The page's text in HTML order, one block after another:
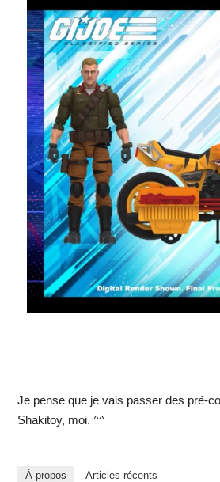
Je pense que je vais passer des pré-
Shakitoy, moi. ^^
À propos Articles récents